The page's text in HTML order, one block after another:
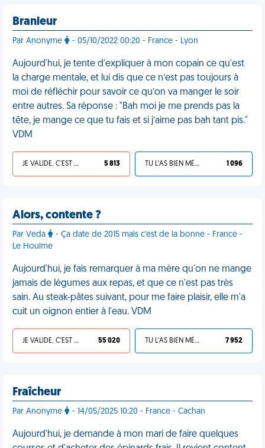
Branleur
Par Anonyme - 05/10/2022 00:20 - France - Lyon
Aujourd'hui, je tente d'expliquer à mon copain ce qu'est
la charge mentale, et lui dis que ce n’est pas toujours à
moi de réfléchir pour savoir ce qu’on va manger le soir
entre autres. Sa réponse : "Bah moi je me prends pas la
tête, je mange ce que tu fais et si j’aime pas bah tant pis."
VDM
JE VALIDE, C'EST UNE VDM 5 813 TU L'AS BIEN MÉRITÉ 1 096
Alors, contente ?
Par Veda
- Ça date de 2015 mais c'est de la bonne - France -
Le Houlme
Aujourd'hui, je fais remarquer à ma mère qu'on ne mange
jamais de légumes aux repas, et que ce n'est pas très
sain. Au steak-pâtes suivant, pour me faire plaisir, elle m'a
cuit un oignon entier à l'eau. VDM
JE VALIDE, C'EST UNE VDM 55 020 TU L'AS BIEN MÉRITÉ 7 952
Fraîcheur
Par Anonyme - 14/05/2025 10:20 - France - Cachan
Aujourd'hui, je demande à mon mari de faire quelques